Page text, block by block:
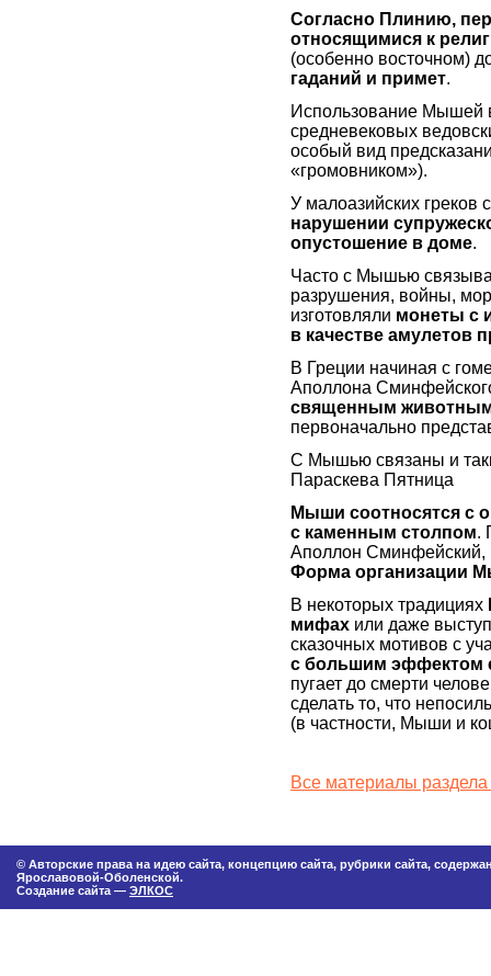
Согласно Плинию,
относящимися к
(особенно восточном)
гаданий и примет.
Использование Мышей
средневековых
особый вид
«громовником»).
У малоазийских
нарушении
опустошение в доме.
Часто с Мышью
разрушения, войны,
изготовляли монеты с
в качестве амулетов
В Греции начиная с
Аполлона
священным
первоначально
С Мышью связаны и
Параскева Пятница
Мыши соотносятся с
с каменным столпом.
Аполлон Сминфейский,
Форма организации
В некоторых традициях
мифах или даже
сказочных мотивов с
с большим эффектом
пугает до смерти
сделать то, что
(в частности, Мыши и
Все материалы
© Авторские права на идею сайта, концепцию сайта, рубрики сайта,
Ярославовой-Оболенской.
Создание сайта — ЭЛКОС